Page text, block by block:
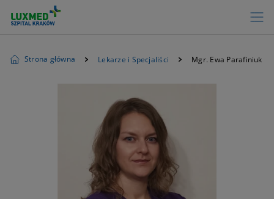
Strona główna Lekarze i Specjaliści Mgr. Ewa Parafiniuk